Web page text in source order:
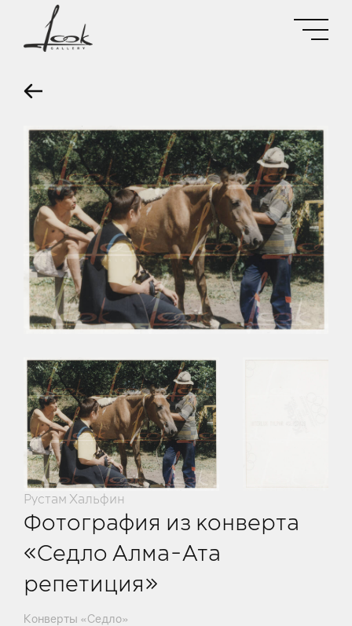
Рустам Хальфин
Фотография из конверта
«Седло Алма-Ата
репетиция»
Конверты «Седло»